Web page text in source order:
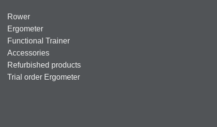
Rower
Ergometer
Functional Trainer
Accessories
Refurbished products
Trial order Ergometer